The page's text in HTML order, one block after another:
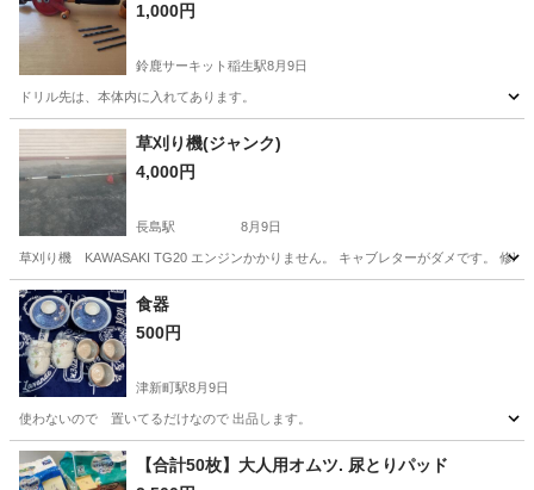
1,000円
鈴鹿サーキット稲生駅8月9日
ドリル先は、本体内に入れてあります。
三重 鈴鹿市 鈴鹿サーキット稲生駅
草刈り機(ジャンク)
4,000円
長島駅 8月9日
草刈り機 KAWASAKI TG20 エンジンかかりません。 キャブレターがダメです。 修理
三重 桑名市 長島駅
食器
500円
津新町駅8月9日
使わないので 置いてるだけなので 出品します。
三重 津市 津新町駅 その他
【合計50枚】大人用オムツ. 尿とりパッド